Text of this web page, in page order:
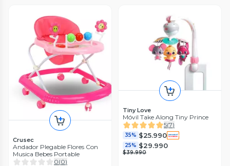
Crusec
Andador Plegable Flores Con
Musica Bebes Portable
0(0)
Tiny Love
Móvil Take Along Tiny Prince
5(7)
35% $25.990
25% $29.990
$39.990